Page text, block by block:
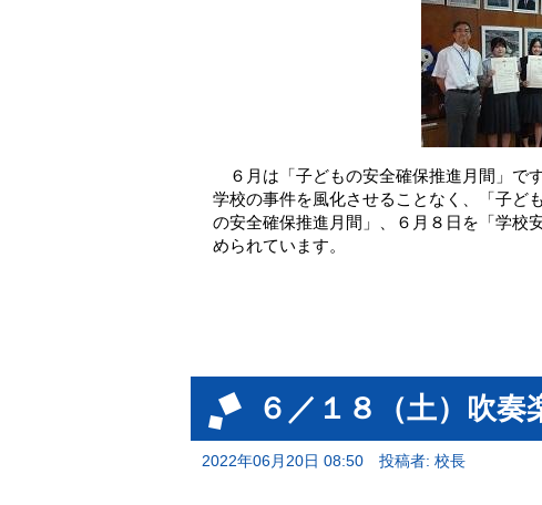
６月は「子どもの安全確保推進月間」で
学校の事件を風化させることなく、「子ど
の安全確保推進月間」、６月８日を「学校
められています。
６／１８（土）吹
2022年06月20日 08:50 投稿者: 校長